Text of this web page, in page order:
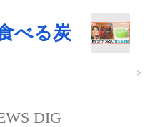
べる炭
DIG